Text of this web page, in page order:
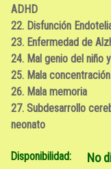
ADHD
22. Disfunción
23. Enfermedad de
24. Mal genio del niño
25. Mala concentración
26. Mala memoria
27. Subdesarrollo
neonato
Disponibilidad: No